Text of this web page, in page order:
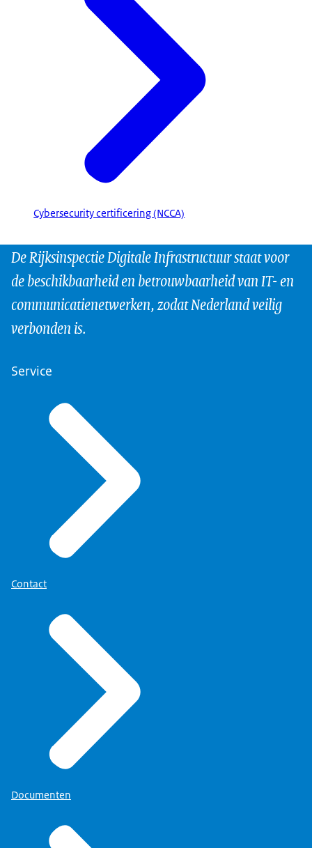
Cybersecurity certificering (NCCA)
De Rijksinspectie Digitale Infrastructuur staat voor
de beschikbaarheid en betrouwbaarheid van IT- en
communicatienetwerken, zodat Nederland veilig
verbonden is.
Service
Contact
Documenten